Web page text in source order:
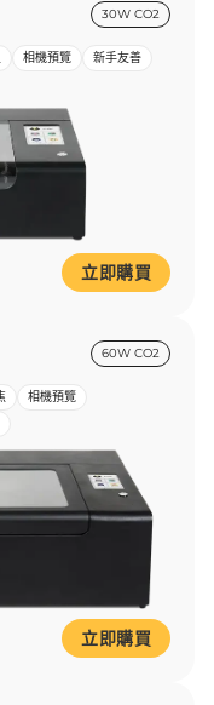
30W CO2
相機預覽 新手友善
立即購買
60W CO2
相機預覽
立即購買